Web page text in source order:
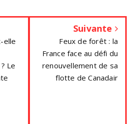
elle
Le
Suivante
Feux de forêt : la
France face au défi du
renouvellement de sa
flotte de Canadair